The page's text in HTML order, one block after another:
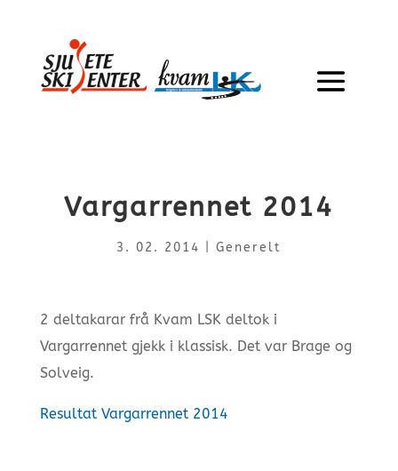
Vargarrennet 2014
3. 02. 2014 Generelt
2 deltakarar frå Kvam LSK deltok i
Vargarrennet gjekk i klassisk. Det var Brage og
Solveig.
Resultat Vargarrennet 2014